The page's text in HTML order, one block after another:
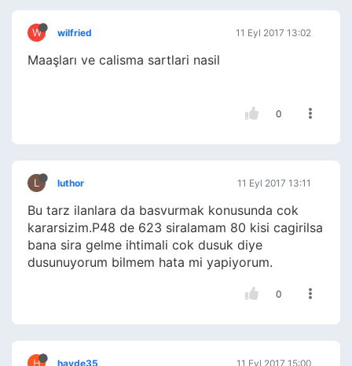
W wilfried 11 Eyl 2017 13:02
Maaşları ve calisma sartlari nasil
0
L luthor 11 Eyl 2017 13:11
Bu tarz ilanlara da basvurmak konusunda cok
kararsizim.P48 de 623 siralamam 80 kisi cagirilsa
bana sira gelme ihtimali cok dusuk diye
dusunuyorum bilmem hata mi yapiyorum.
0
H hayde35 11 Eyl 2017 15:00